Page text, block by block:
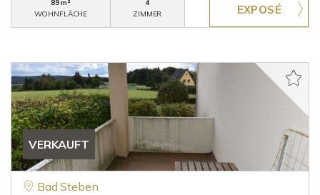
89 m²
WOHNFLÄCHE
4
ZIMMER
VERKAUFT
Bad Steben